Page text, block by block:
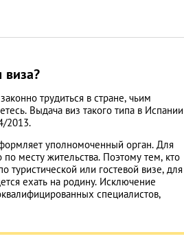
виза?
трудиться в стране, чьим
Выдача виз такого типа в Испании
2013.
уполномоченный орган. Для
по месту жительства. Поэтому тем, кто
туристической или гостевой визе, для
ехать на родину. Исключение
специалистов,